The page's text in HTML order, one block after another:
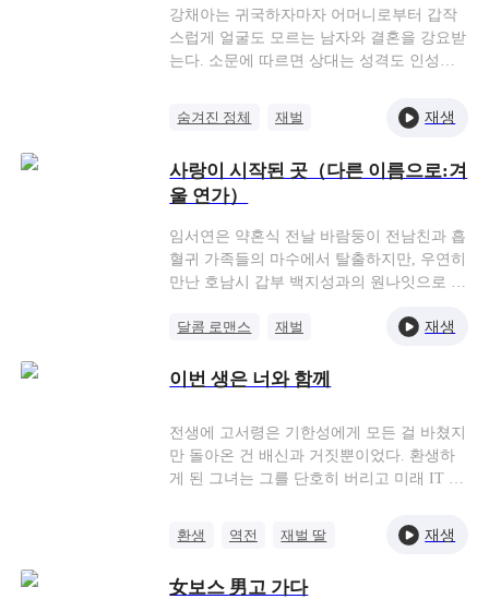
며 강도현과 차은설의 관계는 점점 깊어지지
만, 차은설은 결국 투자 유치에 실패하고 회
사와 이사직을 걸고 아버지 차명환과 위험한
직접 움직이기 시작한다. 결국 기자회견장에
황을 뒤집고, 차은설은 회사를 지켜낼 뿐 아
니라 전 지분을 확보하며 사랑과 성공을 동
강채아는 귀국하자마자 어머니로부터 갑작
스럽게 얼굴도 모르는 남자와 결혼을 강요받
는다. 소문에 따르면 상대는 성격도 인성도
채아 , 한 남자 모델과 하룻밤을 보내게 되는
데, 놀랍게도 바로 그 남자가 자신의 남편!?
숨겨진 정체
재벌
재생
사랑이 시작된 곳（다른 이름으로:겨
울 연가）
임서연은 약혼식 전날 바람둥이 전남친과 흡
혈귀 가족들의 마수에서 탈출하지만, 우연히
만난 호남시 갑부 백지성과의 원나잇으로 임
는 호텔을 인수하고 그녀를 향한 사랑 공세
치를 증명하려고 애쓴다. 하지만 그녀는 차
된다.
달콤 로맨스
재벌
재생
이번 생은 너와 함께
전생에 고서령은 기한성에게 모든 걸 바쳤지
만 돌아온 건 배신과 거짓뿐이었다. 환생하
게 된 그녀는 그를 단호히 버리고 미래 IT 재
만 단재균과의 만남 속에서 그가 자신을 오
랫동안 짝사랑해 오며 묵묵히 지켜주었고,
깨닫는다. 그 후 기한성이 착각한 사실을 알
환생 역전
재벌 딸
재생
女보스 男고 가다